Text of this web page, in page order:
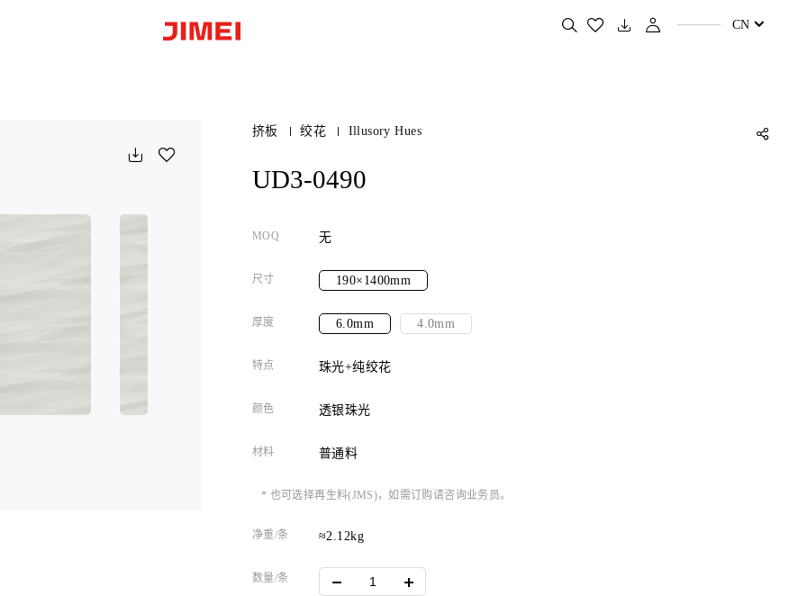
搜
CN
挤板 绞花 Illusory Hues
UD3-0490
MOQ 无
尺寸 190×1400mm
厚度 6.0mm 4.0mm
特点 珠光+纯绞花
颜色 透银珠光
材料 普通料
* 也可选择再生料(JMS)，如需订购请咨询业务员。
净重/条 ≈2.12kg
数量/条